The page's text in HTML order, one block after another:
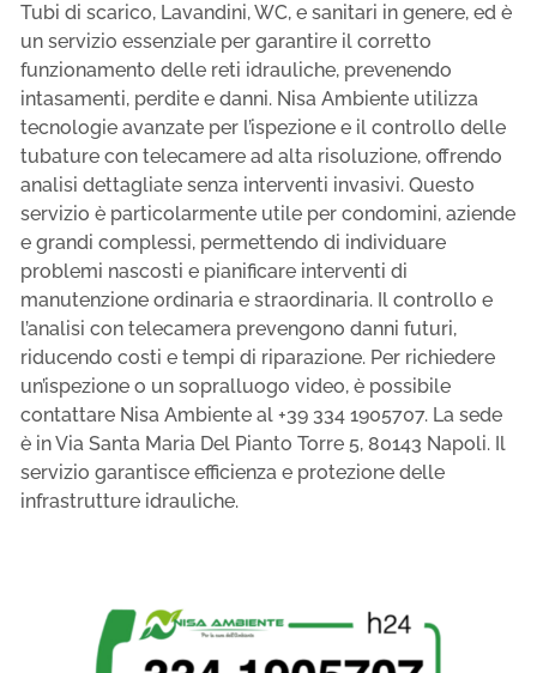
Tubi di scarico, Lavandini, WC, e sanitari in genere, ed è
un servizio essenziale per garantire il corretto
funzionamento delle reti idrauliche, prevenendo
intasamenti, perdite e danni. Nisa Ambiente utilizza
tecnologie avanzate per l’ispezione e il controllo delle
tubature con telecamere ad alta risoluzione, offrendo
analisi dettagliate senza interventi invasivi. Questo
servizio è particolarmente utile per condomini, aziende
e grandi complessi, permettendo di individuare
problemi nascosti e pianificare interventi di
manutenzione ordinaria e straordinaria. Il controllo e
l’analisi con telecamera prevengono danni futuri,
riducendo costi e tempi di riparazione. Per richiedere
un’ispezione o un sopralluogo video, è possibile
contattare Nisa Ambiente al +39 334 1905707. La sede
è in Via Santa Maria Del Pianto Torre 5, 80143 Napoli. Il
servizio garantisce efficienza e protezione delle
infrastrutture idrauliche.